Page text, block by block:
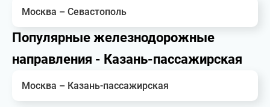
Москва – Севастополь
Популярные железнодорожные
направления - Казань-пассажирская
Москва – Казань-пассажирская